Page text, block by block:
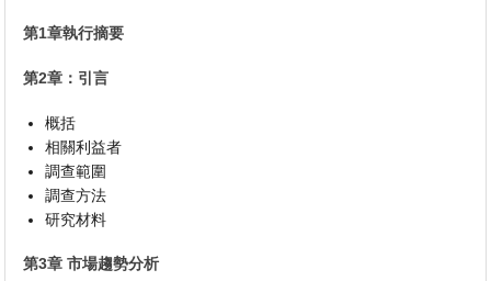
第1章執行摘要
第2章：引言
概括
相關利益者
調查範圍
調查方法
研究材料
第3章 市場趨勢分析